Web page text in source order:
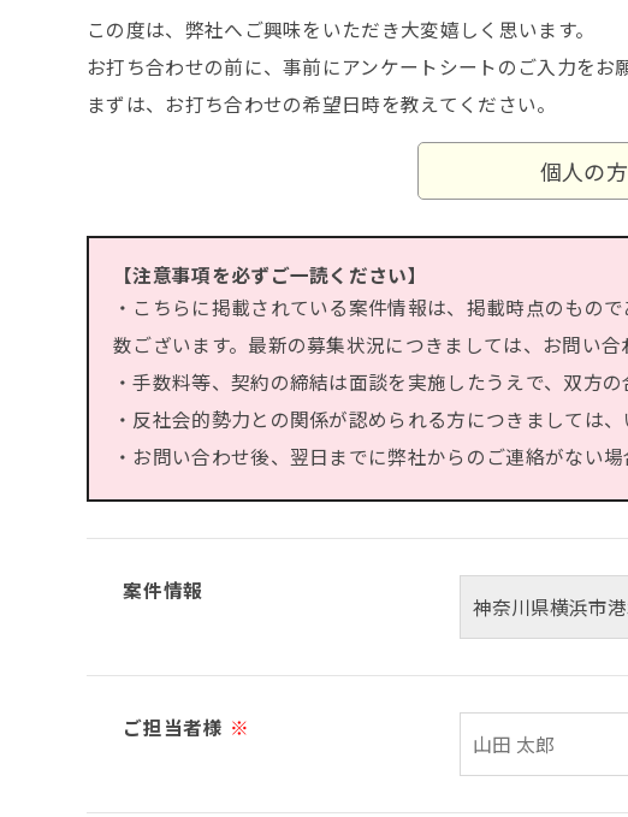
この度は、弊社へご興味をいただき大変嬉しく思います。
お打ち合わせの前に、事前にアンケートシートのご入力をお
まずは、お打ち合わせの希望日時を教えてください。
個人の
【注意事項を必ずご一読ください】
・こちらに掲載されている案件情報は、掲載時点のもの
数ございます。最新の募集状況につきましては、お問い合
・手数料等、契約の締結は面談を実施したうえで、双方
・反社会的勢力との関係が認められる方につきましては
・お問い合わせ後、翌日までに弊社からのご連絡がない
案件情報
ご担当者様 ※